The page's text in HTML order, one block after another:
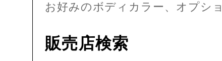
お好みのボディカラー、オプシ
販売店検索